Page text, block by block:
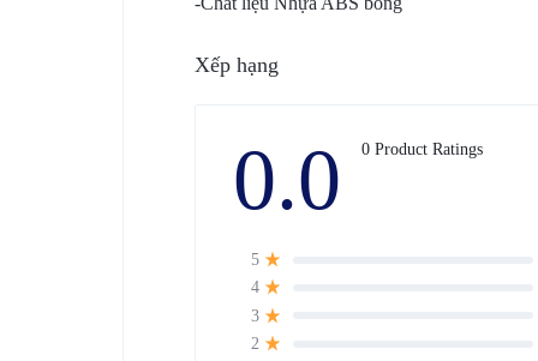
Xếp hạng
0.0 0 Product Ratings
5
4
3
2